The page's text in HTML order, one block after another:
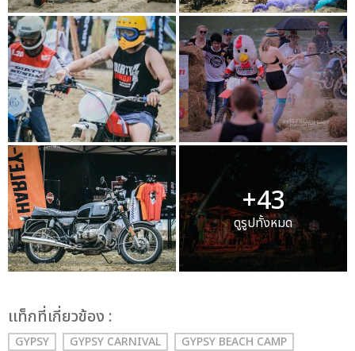
+43
ดูรูปทั้งหมด
เเท็กที่เกี่ยวข้อง :
GYPSY GYPSY CARNIVAL
GYPSY BEACH CAMP